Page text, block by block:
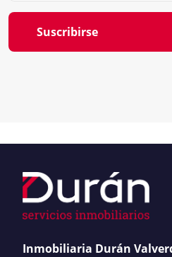
Suscribirse
Inmobiliaria Durán